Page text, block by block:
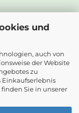
und
auch von
der Website
zu
Sie in unserer